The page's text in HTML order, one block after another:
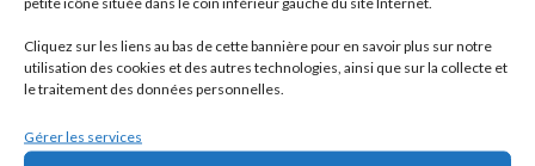
Cliquez sur les liens au bas de cette bannière pour en savoir plus sur notre
utilisation des cookies et des autres technologies, ainsi que sur la collecte et
le traitement des données personnelles.
Gérer les services
Détachement des salariés en France
(Découvrez nos plaquettes en